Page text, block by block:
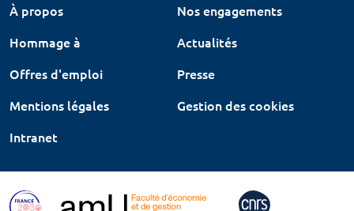
À propos
Nos engagements
Hommage à
Actualités
Offres d'emploi
Presse
Mentions légales
Gestion des cookies
Intranet